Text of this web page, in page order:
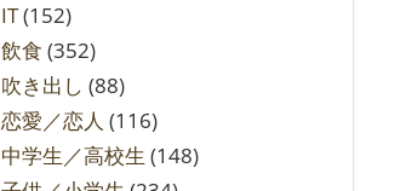
IT(152)
飲食 (352)
吹き出し (88)
恋愛／恋人 (116)
中学生／高校生 (148)